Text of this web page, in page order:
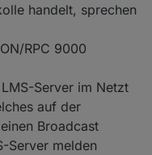
Der Container ist übrigens der von buanet
handelt, sprechen
RPC 9000
Server im Netzt
auf der
Broadcast
Server melden